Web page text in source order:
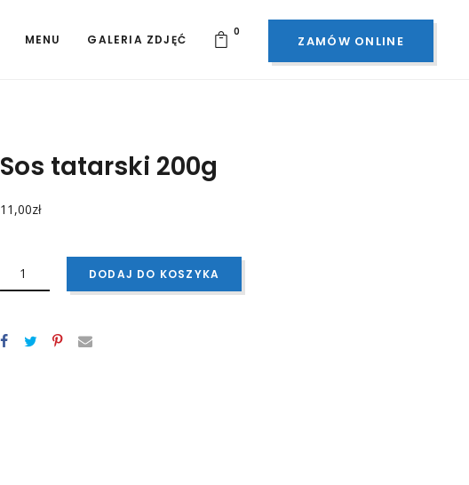
ZAMÓW ONLINE
MENU GALERIA ZDJĘĆ
0
Sos tatarski 200g
11,00zł
TATARSKI DODAJ DO KOSZYKA